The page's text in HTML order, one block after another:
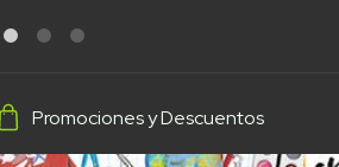
Promociones y Descuentos